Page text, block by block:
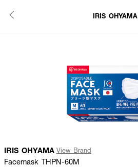
IRIS OHYAMA
IRIS OHYAMA View Brand
Facemask THPN-60M